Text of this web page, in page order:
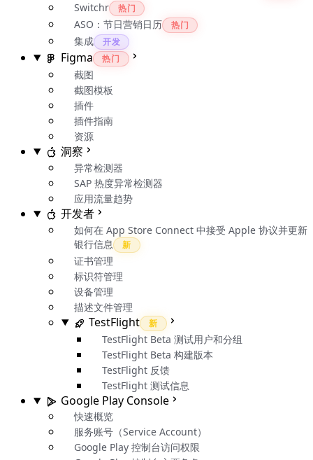
Switchr 热门
ASO：节日营销日历 热门
集成 开发
Figma 热门
截图
截图模板
插件
插件指南
资源
洞察
异常检测器
SAP 热度异常检测器
应用流量趋势
开发者
如何在 App Store Connect 中接受 Apple 协议并更新
银行信息
新
证书管理
标识符管理
设备管理
描述文件管理
TestFlight 新
TestFlight Beta 测试用户和分组
TestFlight Beta 构建版本
TestFlight 反馈
TestFlight 测试信息
Google Play Console
快速概览
服务账号（Service Account）
Google Play 控制台访问权限